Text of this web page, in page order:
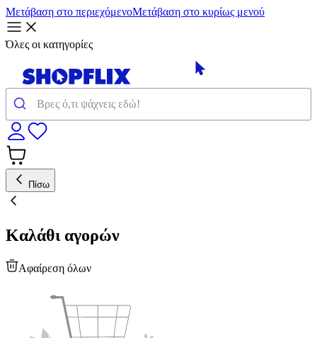
Μετάβαση στο περιεχόμενοΜετάβαση στο κυρίως μενού
Όλες οι κατηγορίες
Πίσω
Καλάθι αγορών
Αφαίρεση όλων